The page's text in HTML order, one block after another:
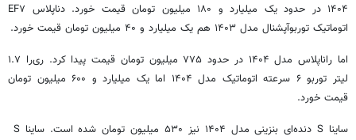
۱۴۰۴ در حدود یک میلیارد و ۱۸۰ میلیون تومان قیمت خورد. دناپلاس EF۷
اتوماتیک توربوآپشنال مدل ۱۴۰۳ هم یک میلیارد و ۴۰ میلیون تومان قیمت خورد.
اما راناپلاس مدل ۱۴۰۴ در حدود ۷۷۵ میلیون تومان قیمت پیدا کرد. ری‌را ۱.۷
لیتر توربو ۶ سرعته اتوماتیک مدل ۱۴۰۴ اما یک میلیارد و ۶۰۰ میلیون تومان
قیمت خورد.